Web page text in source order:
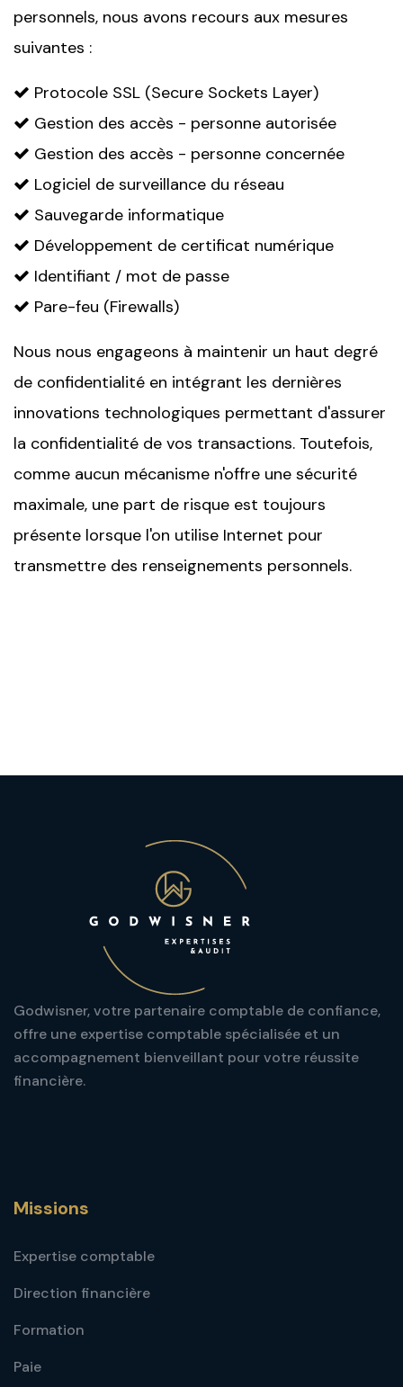
personnels, nous avons recours aux mesures
suivantes :
Protocole SSL (Secure Sockets Layer)
Gestion des accès - personne autorisée
Gestion des accès - personne concernée
Logiciel de surveillance du réseau
Sauvegarde informatique
Développement de certificat numérique
Identifiant / mot de passe
Pare-feu (Firewalls)
Nous nous engageons à maintenir un haut degré
de confidentialité en intégrant les dernières
innovations technologiques permettant d'assurer
la confidentialité de vos transactions. Toutefois,
comme aucun mécanisme n'offre une sécurité
maximale, une part de risque est toujours
présente lorsque l'on utilise Internet pour
transmettre des renseignements personnels.
Godwisner, votre partenaire comptable de confiance,
offre une expertise comptable spécialisée et un
accompagnement bienveillant pour votre réussite
financière.
Missions
Expertise comptable
Direction financière
Formation
Paie